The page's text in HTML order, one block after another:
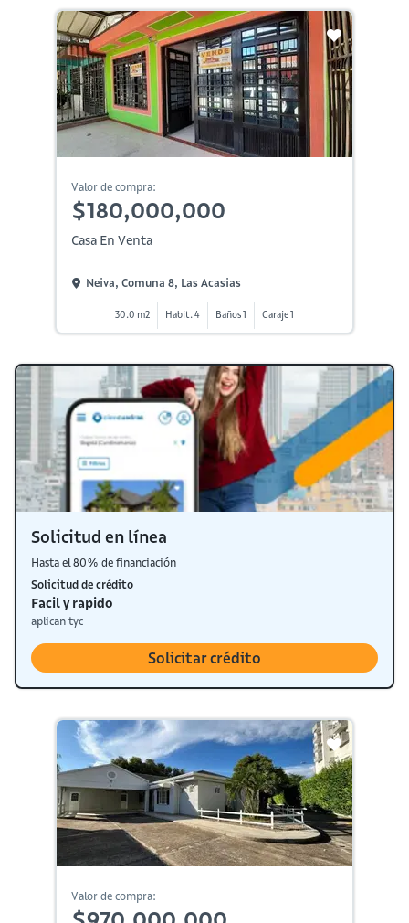
Valor de compra:
$180,000,000
Casa En Venta
Neiva, Comuna 8, Las Acasias
30.0 m2 Habit. 4 Baños 1 Garaje 1
Solicitud en línea
Hasta el 80% de financiación
Solicitud de crédito
Facil y rapido
aplican tyc
Solicitar crédito
Valor de compra: